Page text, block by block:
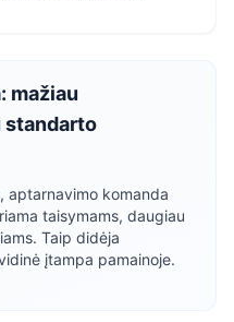
mažiau
standarto
aptarnavimo komanda
taisymams, daugiau
Taip didėja
įtampa pamainoje.